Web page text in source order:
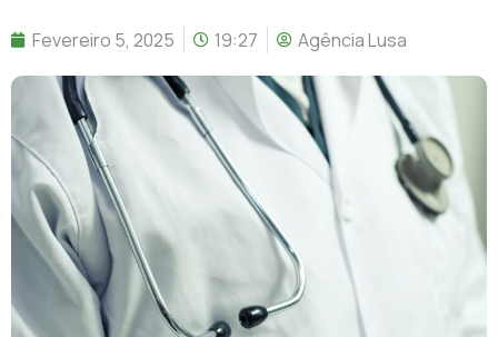
Fevereiro 5, 2025 19:27 Agência Lusa